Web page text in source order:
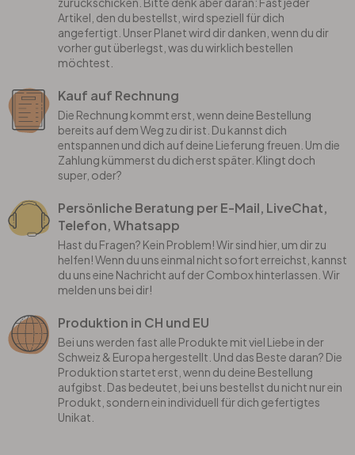
Artikel, den du bestellst, wird speziell für dich
angefertigt. Unser Planet wird dir danken, wenn du dir
vorher gut überlegst, was du wirklich bestellen
möchtest.
Kauf auf Rechnung
Die Rechnung kommt erst, wenn deine Bestellung
bereits auf dem Weg zu dir ist. Du kannst dich
entspannen und dich auf deine Lieferung freuen. Um die
Zahlung kümmerst du dich erst später. Klingt doch
super, oder?
Persönliche Beratung per E-Mail, LiveChat,
Telefon, Whatsapp
Hast du Fragen? Kein Problem! Wir sind hier, um dir zu
helfen! Wenn du uns einmal nicht sofort erreichst, kannst
du uns eine Nachricht auf der Combox hinterlassen. Wir
melden uns bei dir!
Produktion in CH und EU
Bei uns werden fast alle Produkte mit viel Liebe in der
Schweiz & Europa hergestellt. Und das Beste daran? Die
Produktion startet erst, wenn du deine Bestellung
aufgibst. Das bedeutet, bei uns bestellst du nicht nur ein
Produkt, sondern ein individuell für dich gefertigtes
Unikat.